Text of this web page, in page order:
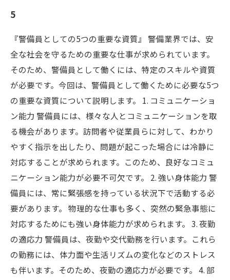
5
『警備員としての5つの重要な資質』 警備業界では、安
全な社会を守るための重要な仕事が求められています。
そのため、警備員として働くには、特定のスキルや資質
が必要です。今回は、警備員として働くために必要な5つ
の重要な資質について説明します。 1. コミュニケーショ
ン能力 警備員には、様々な人とコミュニケーションを取
る機会があります。訪問者や従業員らに対して、わかり
やすく指示を出したり、問題が起こった場合には冷静に
対応することが求められます。このため、良好なコミュ
ニケーション能力が必要不可欠です。 2. 強い身体能力 警
備員には、常に緊張感を持っている状況下で活動する必
要があります。 物理的な仕事も多く、突然の緊急事態に
対応するためにも強い身体能力が求められます。 3. 夜勤
の適応力 警備員は、夜勤や交代勤務を行います。これら
の勤務には、体力面や生活リズムの変化などのストレス
も伴います。そのため、夜勤の適応力が必要です。 4. 部